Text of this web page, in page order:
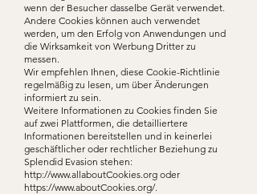
wenn der Besucher dasselbe Gerät verwendet.
Andere Cookies können auch verwendet
werden, um den Erfolg von Anwendungen und
die Wirksamkeit von Werbung Dritter zu
messen.
Wir empfehlen Ihnen, diese Cookie-Richtlinie
regelmäßig zu lesen, um über Änderungen
informiert zu sein.
Weitere Informationen zu Cookies finden Sie
auf zwei Plattformen, die detailliertere
Informationen bereitstellen und in keinerlei
geschäftlicher oder rechtlicher Beziehung zu
Splendid Evasion stehen:
http://www.allaboutCookies.org oder
https://www.aboutCookies.org/.